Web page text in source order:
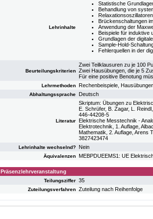
Lehrinhalte
Statistische
Behandlung von
Brückenschaltungen
Anwendung der
Beispiele für induktive
Grundlagen der
Sample-Hold-
Fehlerquellen in der
Beurteilungskriterien
Zwei Teilklausuren zu je 100
Zwei Hausübungen, die je 5
Für eine positive Benotung
Lehrmethoden Rechenbeispiele,
Abhaltungssprache Deutsch
Literatur
Skriptum: Übungen zu
E. Schrüfer, B. Zagar, L.
446-44208-5
Elektrische Messtechnik -
Elektrotechnik, 1. Auflage,
Mathematik, 2. Auflage, Arens
3827423474
Lehrinhalte wechselnd? Nein
Äquivalenzen MEBPDUEEMS1: UE
Präsenzlehrveranstaltung
Teilungsziffer 35
Zuteilungsverfahren Zuteilung nach Reihenfolge